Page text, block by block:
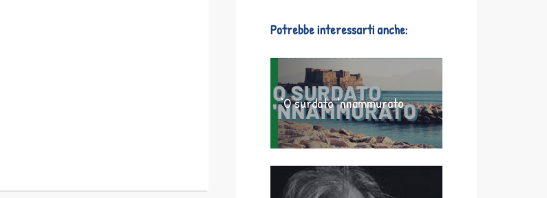
Potrebbe interessarti anche:
‘O surdato ‘nnammurato